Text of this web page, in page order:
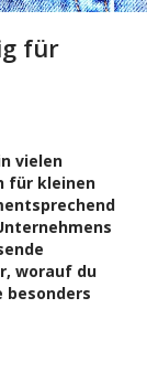
für
vielen
für kleinen
worauf du
besonders